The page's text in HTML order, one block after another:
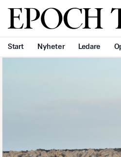
Svenska Epoch
Start Nyheter Ledare